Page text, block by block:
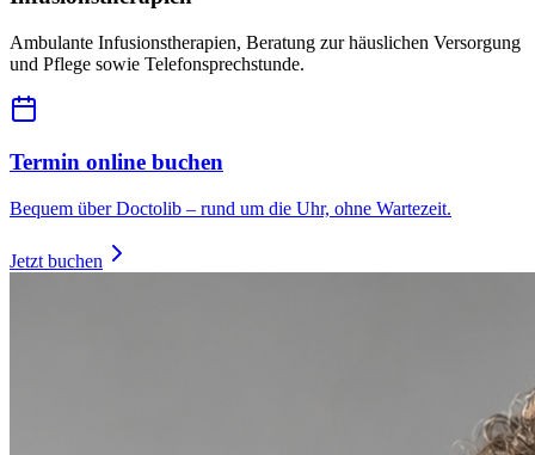
Ambulante Infusionstherapien, Beratung zur häuslichen Versorgung
und Pflege sowie Telefonsprechstunde.
Termin online buchen
Bequem über Doctolib – rund um die Uhr, ohne Wartezeit.
Jetzt buchen